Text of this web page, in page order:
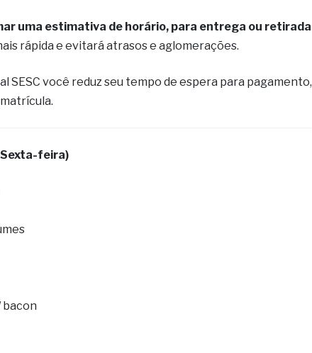
uma estimativa de horário, para entrega ou retirada
rápida e evitará atrasos e aglomerações.
SESC você reduz seu tempo de espera para pagamento,
feira)
bacon